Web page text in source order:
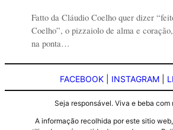
Fatto da Cláudio Coelho quer dizer
Coelho”, o pizzaiolo de alma e
na ponta…
FACEBOOK INSTAGRAM
Seja responsável. Viva e beba com
A informação recolhida por este sitio